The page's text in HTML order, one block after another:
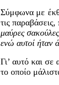
Σύμφωνα με
τις
μαύρες
ενώ αυτοί ήταν
Γι’ αυτό και σε
το οποίο